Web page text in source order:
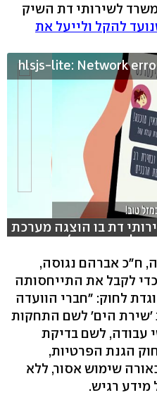
לשירותי דת השיק
להקל ולייעל את
hlsjs-lite: Network
דת בו הוצגה מערכת
לשירותי דת)
ח"כ אברהם נגוסה,
לקבל את התייחסותה
לחוק: "חברי הוועדה
'שירת הים' לשם התחקות
עבודה, לשם בדיקת
הגנת הפרטיות,
לכאורה שימוש אסור, ללא
רגיש.